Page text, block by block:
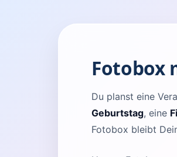
Fotobox
Du planst eine
Geburtstag, eine
Fotobox bleibt